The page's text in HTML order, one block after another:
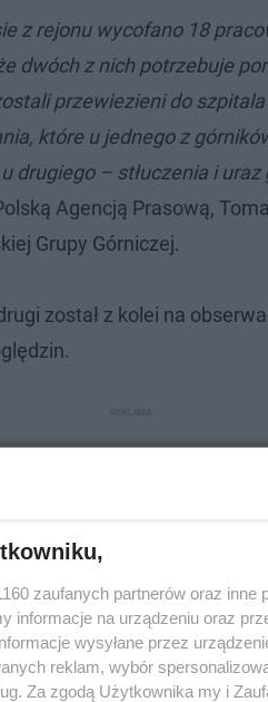
z rejonu wycofano 18
dwóch z nich potrzebuje
przewiezieni do
które u jednego z
drugiego – stłuczenia i uraz
Agencją Prasową,
Grupy Górniczej.
został z kolei na
zaufanych partnerów oraz
informacje na urządzeniu oraz
wysyłane przez
reklam, wybór
Za zgodą Użytkownika my i